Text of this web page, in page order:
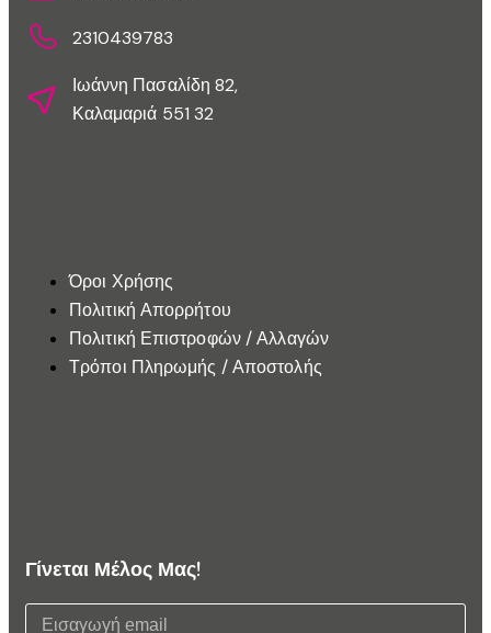
2310439783
Ιωάννη Πασαλίδη 82,
Καλαμαριά 551 32
Όροι Χρήσης
Πολιτική Απορρήτου
Πολιτική Επιστροφών / Αλλαγών
Τρόποι Πληρωμής / Αποστολής
Γίνεται Μέλος Μας!